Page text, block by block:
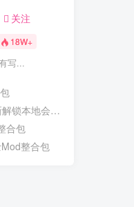
关注
18W+
写...
本地会员版
合包
整合包
关注
18W+
写...
本地会员版
合包
整合包